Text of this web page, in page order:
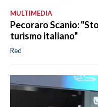
MULTIMEDIA
Pecoraro Scanio:
turismo italiano"
Red